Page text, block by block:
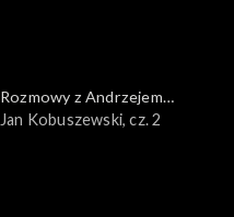
Rozmowy z Andrzejem
Doboszem
Jan Kobuszewski, cz. 2